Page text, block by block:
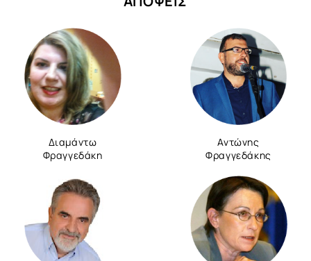
Διαμάντω
Φραγγεδάκη
Αντώνης
Φραγγεδάκης